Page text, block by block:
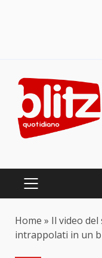
content
PRIMARY
Home » Il video
intrappolati in un